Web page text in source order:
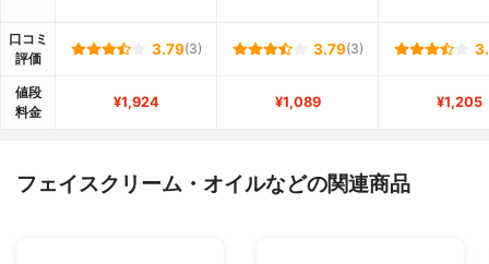
口コミ
評価
3.79(3) 3.79(3)
値段
料金
¥1,924 ¥1,089 ¥1,205
フェイスクリーム・オイルなどの関連商品